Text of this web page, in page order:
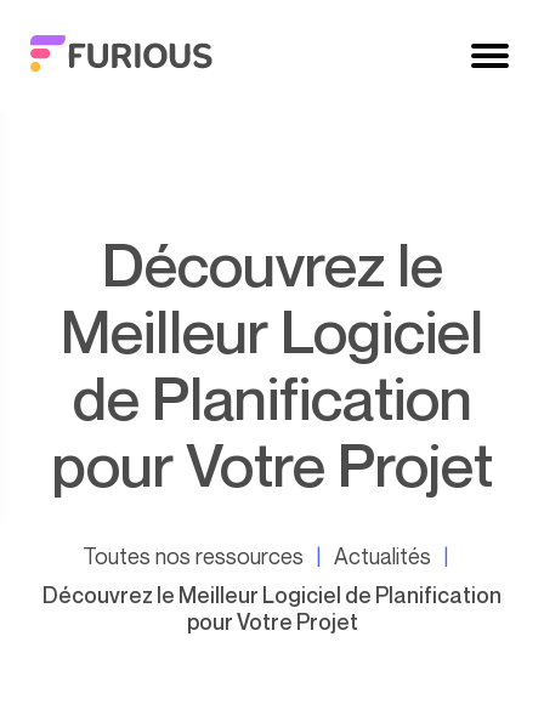
Découvrez le
Meilleur Logiciel
de Planification
pour Votre Projet
Toutes nos ressources
Actualités
Découvrez le Meilleur Logiciel de Planification
pour Votre Projet